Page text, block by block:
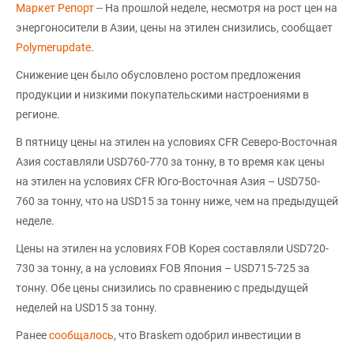
Маркет Репорт-- На прошлой неделе, несмотря на рост цен на
энергоносители в Азии, цены на этилен снизились, сообщает
Polymerupdate.
Снижение цен было обусловлено ростом предложения
продукции и низкими покупательскими настроениями в
регионе.
В пятницу цены на этилен на условиях CFR Северо-Восточная
Азия составляли USD760-770 за тонну, в то время как цены
на этилен на условиях CFR Юго-Восточная Азия – USD750-
760 за тонну, что на USD15 за тонну ниже, чем на предыдущей
неделе.
Цены на этилен на условиях FOB Корея составляли USD720-
730 за тонну, а на условиях FOB Япония – USD715-725 за
тонну. Обе цены снизились по сравнению с предыдущей
неделей на USD15 за тонну.
Ранеесообщалось, что Braskem одобрил инвестиции в